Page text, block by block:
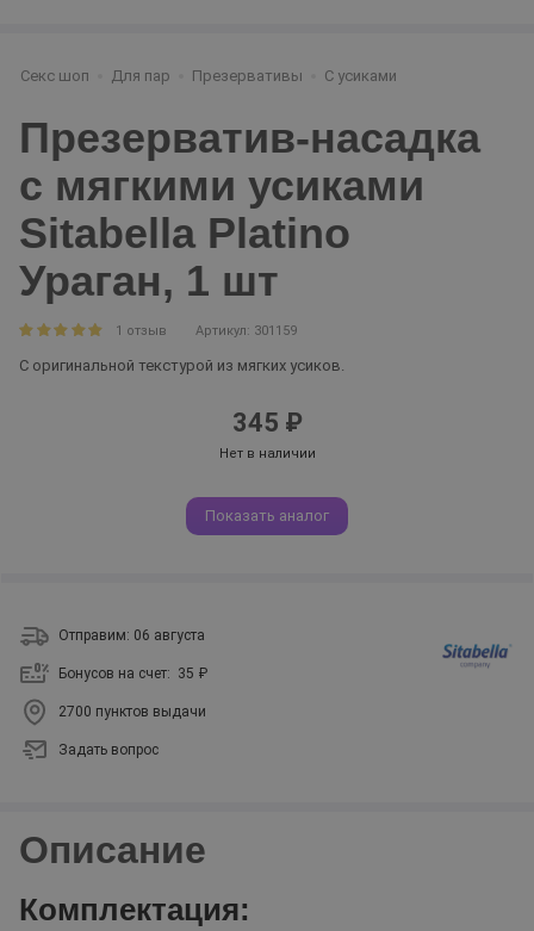
Секс шоп Для пар Презервативы С усиками
Презерватив-насадка
с мягкими усиками
Sitabella Platino
Ураган, 1 шт
1 отзыв Артикул: 301159
С оригинальной текстурой из мягких усиков.
345 ₽
Нет в наличии
Показать аналог
Отправим: 06 августа
Бонусов на счет: 35 ₽
2700 пунктов выдачи
Задать вопрос
Описание
Комплектация: